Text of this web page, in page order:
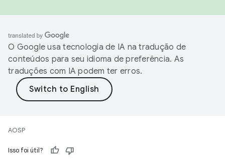
O Google usa tecnologia de IA na tradução de
conteúdos para seu idioma de preferência. As
traduções com IA podem ter erros.
AOSP
Isso foi útil?